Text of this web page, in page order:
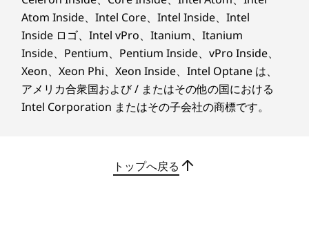
もっと見る…
RJ-45 x 1
マイクロホン/ヘッドホン・コンボ・ジャック
ワイヤレスWAN*
なし
ワイヤレスLAN*
品は予期せぬ衝撃やトラブルにも耐えられる設計で、
ビジネスを止めることなくスムーズな運用を支えま
す。
Lenovo ThinkBook 14 Gen 9（14型 Intel）は、他
のデバイスとのマルチタスクに対応していますか？
Lenovo ThinkBook 14 Gen 9（14型 Intel）大きな特
長のひとつは、シームレスなコラボレーションです。
Smart Connectにより、スマートフォンやタブレット
タスクを可能にする、究極のハブとなります。
Atom Inside、Intel Core、Intel Inside、Intel
Inside ロゴ、Intel vPro、Itanium、Itanium
Inside、Pentium、Pentium Inside、vPro Inside、
Xeon、Xeon Phi、Xeon Inside、Intel Optane は、
アメリカ合衆国および / またはその他の国における
Intel Corporation またはその子会社の商標です。
トップへ戻る